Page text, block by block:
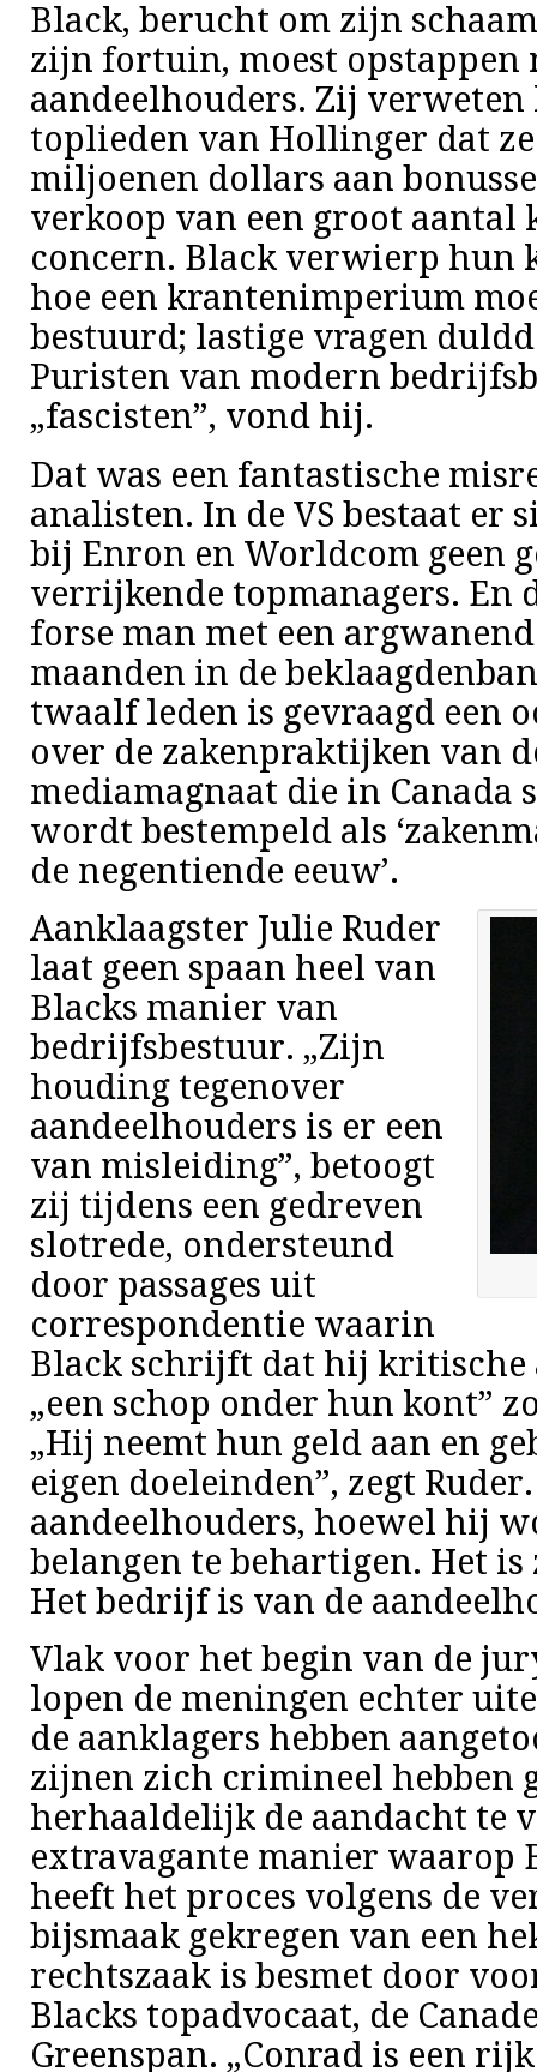
Black, berucht om zijn
zijn fortuin, moest opstappen
aandeelhouders. Zij verweten
toplieden van Hollinger dat
miljoenen dollars aan
verkoop van een groot aantal
concern. Black verwierp
hoe een krantenimperium
bestuurd; lastige vragen
Puristen van modern
„fascisten”, vond hij.
Dat was een fantastische
analisten. In de VS bestaat er
bij Enron en Worldcom geen
verrijkende topmanagers. En
forse man met een
maanden in de
twaalf leden is gevraagd een
over de zakenpraktijken van
mediamagnaat die in Canada
wordt bestempeld als
de negentiende eeuw’.
Aanklaagster Julie Ruder
laat geen spaan heel van
Blacks manier van
bedrijfsbestuur. „Zijn
houding tegenover
aandeelhouders is er een
van misleiding”, betoogt
zij tijdens een gedreven
slotrede, ondersteund
door passages uit
correspondentie waarin
Black schrijft dat hij kritische
„een schop onder hun kont”
„Hij neemt hun geld aan en
eigen doeleinden”, zegt
aandeelhouders, hoewel hij
belangen te behartigen. Het
Het bedrijf is van de
Vlak voor het begin van de
lopen de meningen echter
de aanklagers hebben
zijnen zich crimineel hebben
herhaaldelijk de aandacht te
extravagante manier waarop
heeft het proces volgens de
bijsmaak gekregen van een
rechtszaak is besmet door
Blacks topadvocaat, de
Greenspan. „Conrad is een